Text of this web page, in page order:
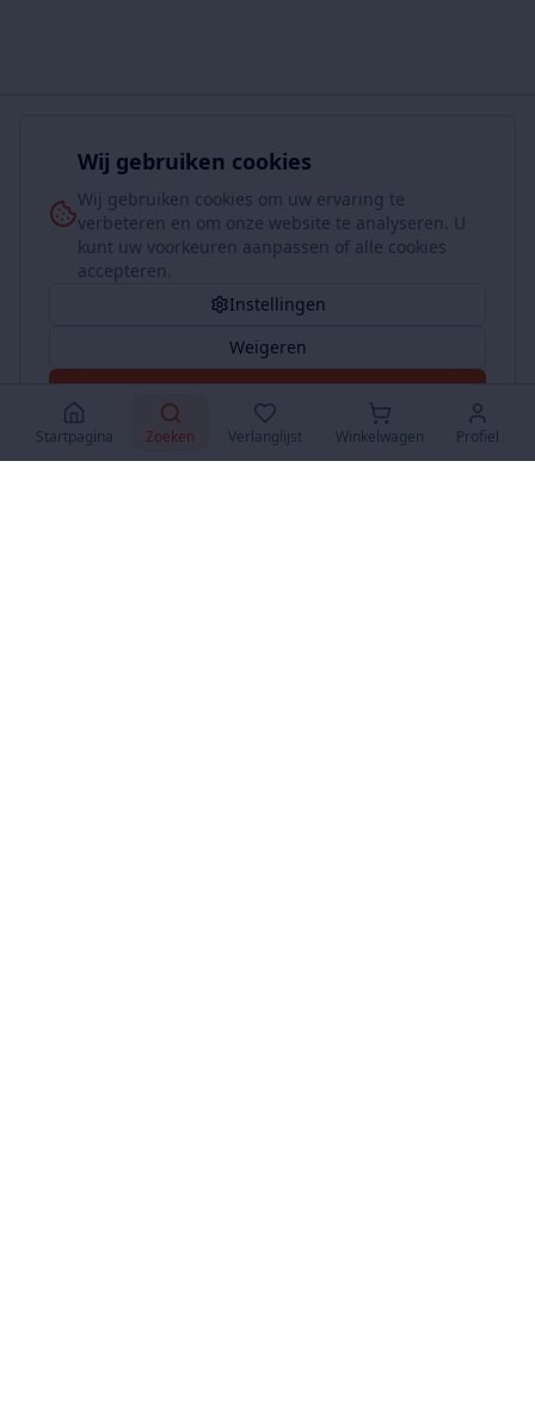
Wij gebruiken cookies
Wij gebruiken cookies om uw ervaring te
verbeteren en om onze website te analyseren. U
kunt uw voorkeuren aanpassen of alle cookies
accepteren.
Instellingen
Weigeren
Accepteer Alles
Startpagina Zoeken Verlanglijst Winkelwagen Profiel